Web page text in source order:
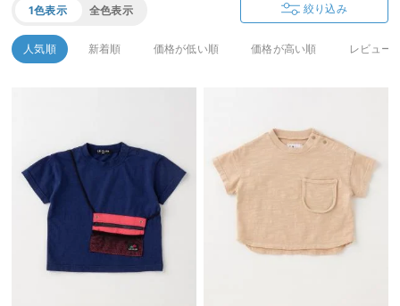
親子コーデ｜ママとベビーにおすすめ！
便利な育児家電
保育園・入園準備特集
ファルスカ
デロンギ
入院準備の持ち物チェック
1色表示 全色表示 絞り込み
人気順 新着順 価格が低い順 価格が高い順 レビュー